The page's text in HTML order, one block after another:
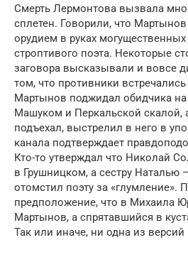
Смерть Лермонтова вызвала
сплетен. Говорили, что
орудием в руках
строптивого поэта. Некоторые
заговора высказывали и вовсе
том, что противники
Мартынов поджидал обидчика
Машуком и Перкальской скалой,
подъехал, выстрелил в него в
канала подтверждает
Кто-то утверждал что Николай
в Грушницком, а сестру Наталью
отомстил поэту за «глумление».
предположение, что в Михаила
Мартынов, а спрятавшийся в
Так или иначе, ни одна из версий